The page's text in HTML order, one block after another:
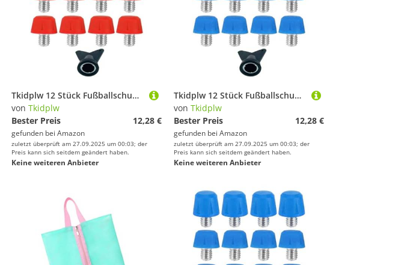
Tkidplw 12 Stück Fußballschuh-Stollen, Fußball-Spikes, 6 mm Gewinde, Stollen, Schraubstollen, langlebige Spikes
von Tkidplw
Bester Preis
12,28 €
gefunden bei Amazon
zuletzt überprüft am 27.09.2025 um 00:03; der
Preis kann sich seitdem geändert haben.
Keine weiteren Anbieter
Tkidplw 12 Stück Fußballschuh-Stollen, Fußball-Spikes, 6 mm Gewinde, Stollen, Schraubstollen, langlebige Spikes
von Tkidplw
Bester Preis
12,28 €
gefunden bei Amazon
zuletzt überprüft am 27.09.2025 um 00:03; der
Preis kann sich seitdem geändert haben.
Keine weiteren Anbieter